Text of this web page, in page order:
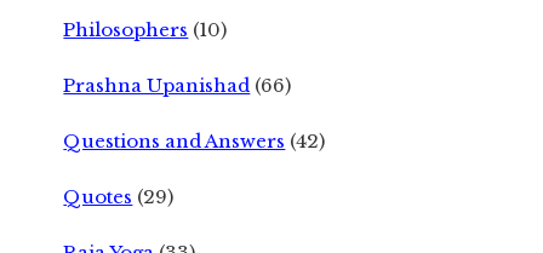
Philosophers (10)
Prashna Upanishad (66)
Questions and Answers (42)
Quotes (29)